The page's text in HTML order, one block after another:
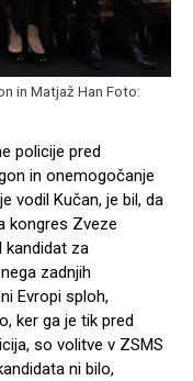
in Matjaž Han Foto:
policije pred
in onemogočanje
vodil Kučan, je bil, da
kongres Zveze
kandidat za
zadnjih
Evropi sploh,
ker ga je tik pred
so volitve v ZSMS
ni bilo,